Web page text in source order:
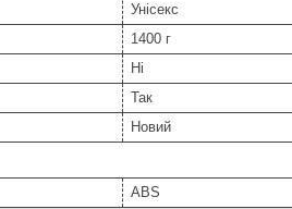
Унісекс
1400 г
Ні
Так
Новий
ABS